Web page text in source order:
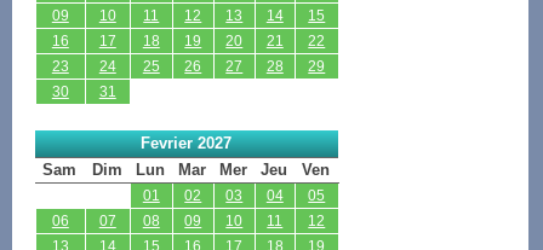
09
10 11 12 13 14
15
16
17 18 19 20 21
22
23
24 25 26 27 28
29
30
31
Fevrier 2027
Sam
Dim Lun Mar Mer Jeu Ven
01 02 03 04
05
06
07 08 09 10 11
12
13
14 15 16 17 18
19